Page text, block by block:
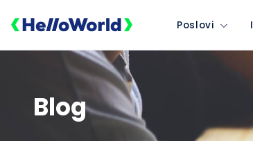
Poslovi
Blog